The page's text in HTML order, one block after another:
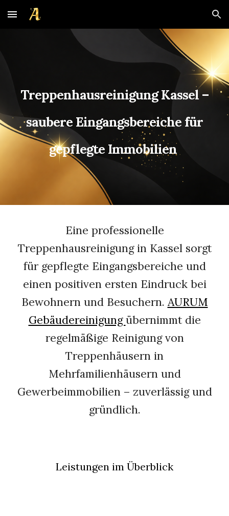
Skip to main content Skip to navigation
Treppenhausreinigung Kassel –
saubere Eingangsbereiche für
gepflegte Immobilien
Eine professionelle
Treppenhausreinigung in Kassel sorgt
für gepflegte Eingangsbereiche und
einen positiven ersten Eindruck bei
Bewohnern und Besuchern. AURUM
Gebäudereinigungübernimmt die
regelmäßige Reinigung von
Treppenhäusern in
Mehrfamilienhäusern und
Gewerbeimmobilien – zuverlässig und
gründlich.
Leistungen im Überblick